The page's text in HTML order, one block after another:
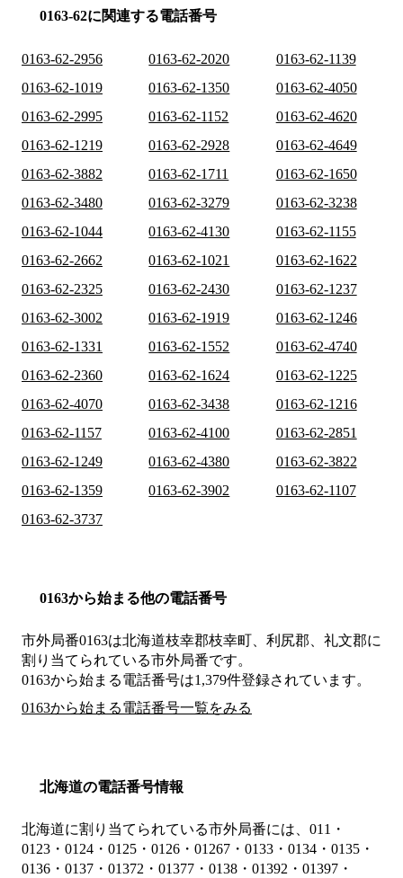
0163-62に関連する電話番号
0163-62-2956 0163-62-2020
0163-62-1139
0163-62-1019
0163-62-1350
0163-62-4050
0163-62-2995
0163-62-1152
0163-62-4620
0163-62-1219
0163-62-2928
0163-62-4649
0163-62-3882
0163-62-1711
0163-62-1650
0163-62-3480
0163-62-3279
0163-62-3238
0163-62-1044
0163-62-4130
0163-62-1155
0163-62-2662
0163-62-1021
0163-62-1622
0163-62-2325
0163-62-2430
0163-62-1237
0163-62-3002
0163-62-1919
0163-62-1246
0163-62-1331
0163-62-1552
0163-62-4740
0163-62-2360
0163-62-1624
0163-62-1225
0163-62-4070
0163-62-3438
0163-62-1216
0163-62-1157
0163-62-4100
0163-62-2851
0163-62-1249
0163-62-4380
0163-62-3822
0163-62-1359
0163-62-3902
0163-62-1107
0163-62-3737
0163から始まる他の電話番号
市外局番0163は北海道枝幸郡枝幸町、利尻郡、礼文郡に
割り当てられている市外局番です。
0163から始まる電話番号は1,379件登録されています。
0163から始まる電話番号一覧をみる
北海道の電話番号情報
北海道に割り当てられている市外局番には、011・
0123・0124・0125・0126・01267・0133・0134・0135・
0136・0137・01372・01377・0138・01392・01397・